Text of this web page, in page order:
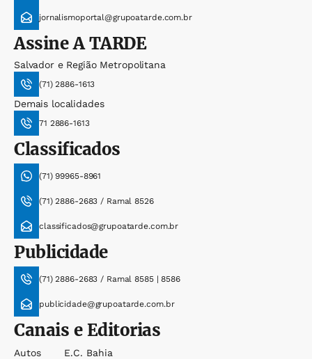
jornalismoportal@grupoatarde.com.br
AssineA TARDE
Salvador e Região Metropolitana
(71) 2886-1613
Demais localidades
71 2886-1613
Classificados
(71) 99965-8961
(71) 2886-2683 / Ramal 8526
classificados@grupoatarde.com.br
Publicidade
(71) 2886-2683 / Ramal 8585 | 8586
publicidade@grupoatarde.com.br
Canais e Editorias
Autos
E.c. Bahia